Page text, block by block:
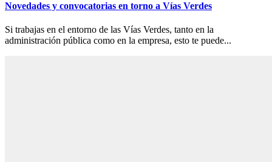
Novedades y convocatorias en torno a Vías Verdes
Si trabajas en el entorno de las Vías Verdes, tanto en la
administración pública como en la empresa, esto te puede...